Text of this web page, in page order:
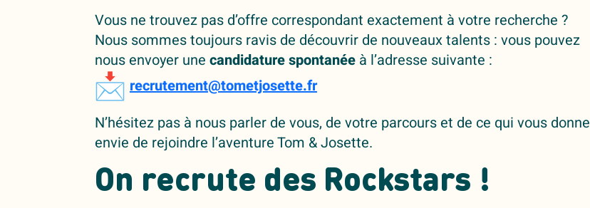
Vous ne trouvez pas d’offre correspondant exactement à votre recherche ?
Nous sommes toujours ravis de découvrir de nouveaux talents : vous pouvez
nous envoyer une candidature spontanéeà l’adresse suivante :
recrutement@tometjosette.fr
N’hésitez pas à nous parler de vous, de votre parcours et de ce qui vous donne
envie de rejoindre l’aventure Tom & Josette.
On recrute des Rockstars !